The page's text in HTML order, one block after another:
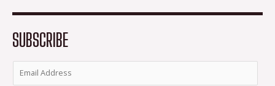
o
-
r r e
SUBSCRIBE